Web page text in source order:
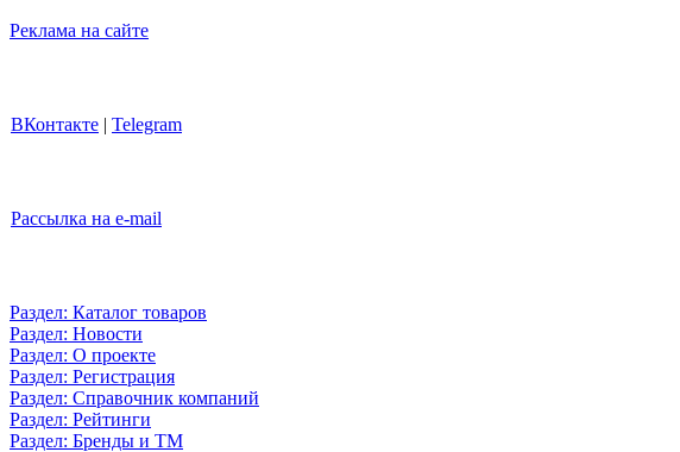
Реклама на сайте
ВКонтакте | Telegram
Рассылка на e-mail
Раздел: Каталог товаров
Раздел: Новости
Раздел: О проекте
Раздел: Регистрация
Раздел: Справочник компаний
Раздел: Рейтинги
Раздел: Бренды и ТМ